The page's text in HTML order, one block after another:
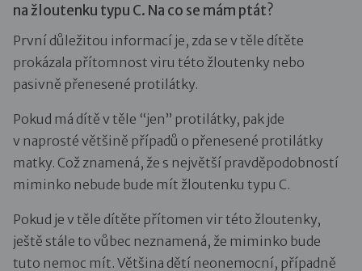
na žloutenku typu C. Na co se mám ptát?
První důležitou informací je, zda se v těle dítěte
prokázala přítomnost viru této žloutenky nebo
pasivně přenesené protilátky.
Pokud má dítě v těle “jen” protilátky, pak jde
v naprosté většině případů o přenesené protilátky
matky. Což znamená, že s největší pravděpodobností
miminko nebude bude mít žloutenku typu C.
Pokud je v těle dítěte přítomen vir této žloutenky,
ještě stále to vůbec neznamená, že miminko bude
tuto nemoc mít. Většina dětí neonemocní, případně